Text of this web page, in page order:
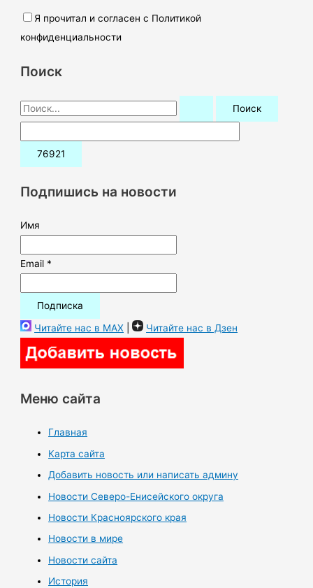
Я прочитал и согласен с Политикой
конфиденциальности
Поиск
П
о
и
:Подпишись на новости
Имя
Email *
Читайте нас в MAX | Читайте нас в Дзен
Меню сайта
Главная
Карта сайта
Добавить новость или написать админу
Новости Северо-Енисейского округа
Новости Красноярского края
Новости в мире
Новости сайта
История